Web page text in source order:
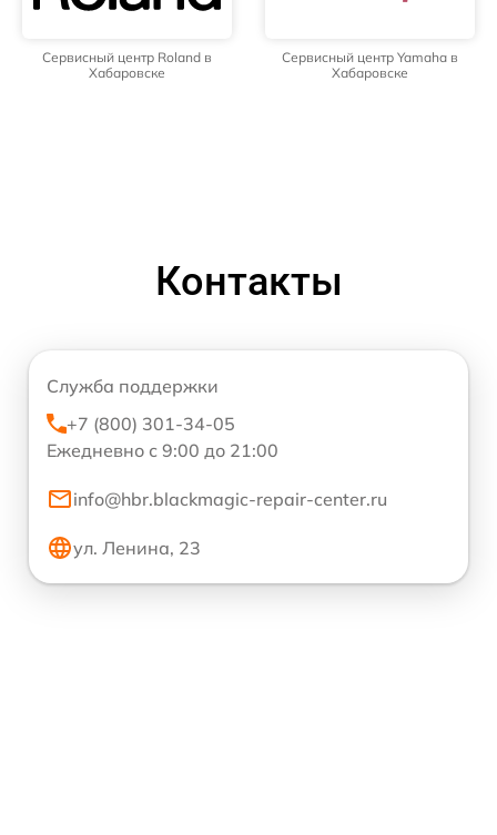
Сервисный центр Roland в
Хабаровске
Сервисный центр Yamaha в
Хабаровске
Контакты
Служба поддержки
+7 (800) 301-34-05
Ежедневно с 9:00 до 21:00
info@hbr.blackmagic-repair-center.ru
ул. Ленина, 23